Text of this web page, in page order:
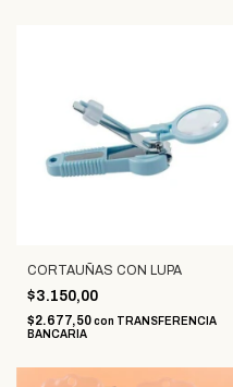
CORTAUÑAS CON LUPA
$3.150,00
$2.677,50con TRANSFERENCIA
BANCARIA